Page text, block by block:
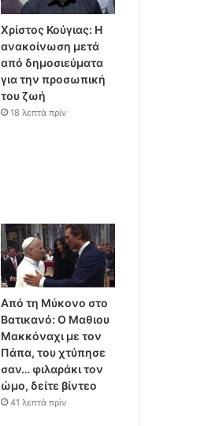
Χρίστος Κούγιας: Η
ανακοίνωση μετά
από δημοσιεύματα
για την προσωπική
του ζωή
18 λεπτά πρίν
Από τη Μύκονο στο
Βατικανό: Ο Μαθιου
Μακκόναχι με τον
Πάπα, του χτύπησε
σαν… φιλαράκι τον
ώμο, δείτε βίντεο
41 λεπτά πρίν